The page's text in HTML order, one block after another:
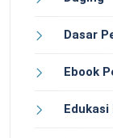
Dasar
Ebook